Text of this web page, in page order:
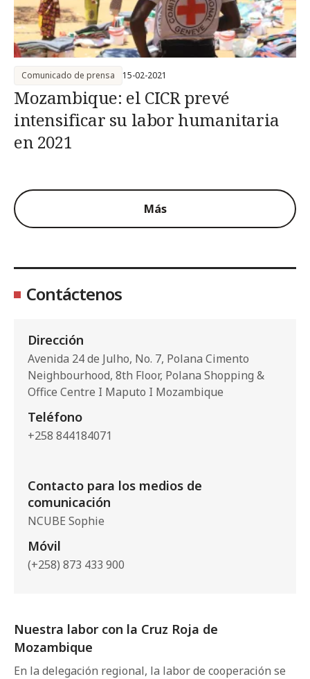
Mozambique: el CICR prevé
intensificar su labor humanitaria
en 2021
Comunicado de prensa 15-02-2021
Más
Contáctenos
Dirección
Avenida 24 de Julho, No. 7, Polana Cimento
Neighbourhood, 8th Floor, Polana Shopping &
Office Centre I Maputo I Mozambique
Teléfono
+258 844184071
Contacto para los medios de
comunicación
NCUBE Sophie
Móvil
(+258) 873 433 900
Nuestra labor con la Cruz Roja de
Mozambique
En la delegación regional, la labor de cooperación se